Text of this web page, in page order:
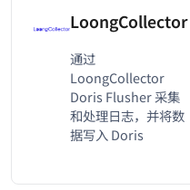
LoongCollector
通过
LoongCollector
Doris Flusher 采集
和处理日志，并将数
据写入 Doris